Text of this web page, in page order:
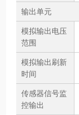
输出单元
模拟输出电压
范围
模拟输出刷新
时间
传感器信号监
控输出